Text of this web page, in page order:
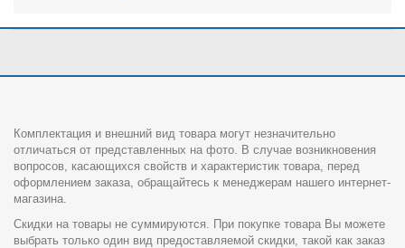
Комплектация и внешний вид товара могут незначительно
отличаться от представленных на фото. В случае возникновения
вопросов, касающихся свойств и характеристик товара, перед
оформлением заказа, обращайтесь к менеджерам нашего интернет-
магазина.
Скидки на товары не суммируются. При покупке товара Вы можете
выбрать только один вид предоставляемой скидки, такой как заказ